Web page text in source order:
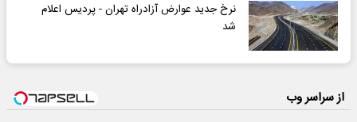
نرخ جدید عوارض آزادراه تهران - پردیس اعلام
شد
از سراسر وب